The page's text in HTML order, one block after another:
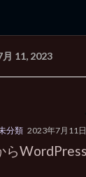
月 11, 2023
分類 2023年7月11日
ら